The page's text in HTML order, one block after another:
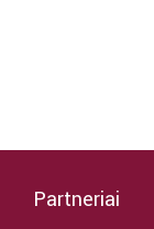
Partneriai